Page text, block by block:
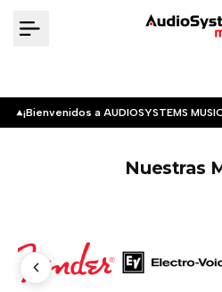
¡Bienvenidos a AUDIOSYSTEMS
Nuestras